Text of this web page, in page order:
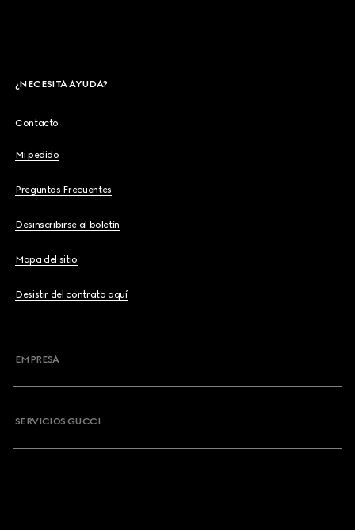
¿NECESITA AYUDA?
Contacto
Mi pedido
Preguntas Frecuentes
Desinscribirse al boletín
Mapa del sitio
Desistir del contrato aquí
EMPRESA
SERVICIOS GUCCI